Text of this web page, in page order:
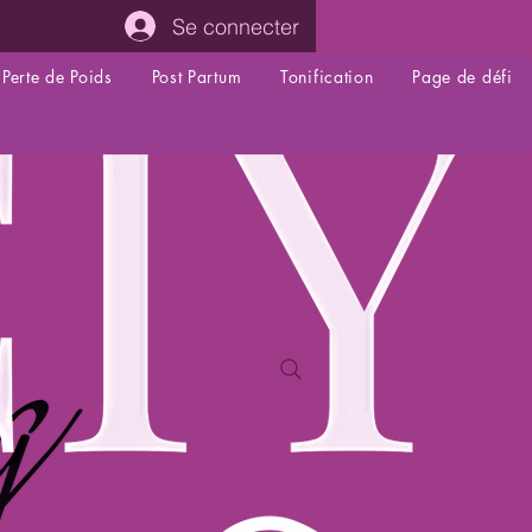
Se connecter
Perte de Poids Post Partum Tonification Page de défi